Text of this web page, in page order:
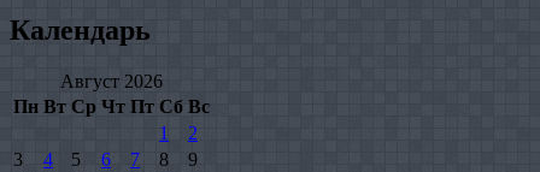
Календарь
Август 2026
Пн Вт Ср Чт Пт Сб Вс
1
2
3
4 5 6 7 8
9